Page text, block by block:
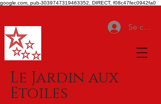
google.com, pub-3039747319463352, DIRECT, f08c47fec0942fa0
Se
Le Jardin aux
Etoiles